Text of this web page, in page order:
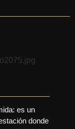
es un
donde